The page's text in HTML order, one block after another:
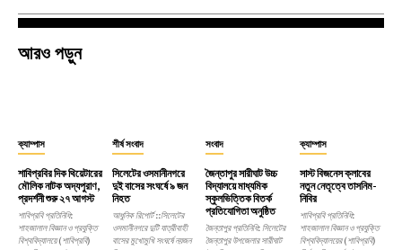
আরও পড়ুন
ক্যাম্পাস
শাবিপ্রবির দিক থিয়েটারের
মৌলিক নাটক অদ্যপুরাণ,
প্রদর্শনী শুরু ২৭ আগস্ট
শাবিপ্রবি প্রতিনিধি:
শাহজালাল বিজ্ঞান ও প্রযুক্তি
বিশ্ববিদ্যালয়ে (শাবিপ্রবি)
শীর্ষ সংবাদ
সিলেটের ওসমানীনগরে
দুই বাসের সংঘর্ষে ৯ জন
নিহত
আধুনিক রিপোর্ট ::সিলেটের
ওসমানীনগরে দুটি যাত্রীবাহী
বাসের মুখোমুখি সংঘর্ষে নয়জন
সংবাদ
জৈন্তাপুর সারীঘাট উচ্চ
বিদ্যালয়ে মাধ্যমিক
স্কুলভিত্তিক বিতর্ক
প্রতিযোগিতা অনুষ্ঠিত
জৈন্তাপুর প্রতিনিধি: সিলেটের
জৈন্তাপুর উপজেলার সারীঘাট
ক্যাম্পাস
সাস্ট বিজনেস ক্লাবের
নতুন নেতৃত্বে তাসনিম-
নিবির
শাবিপ্রবি প্রতিনিধি:
শাহজালাল বিজ্ঞান ও প্রযুক্তি
বিশ্ববিদ্যালয়ের (শাবিপ্রবি)